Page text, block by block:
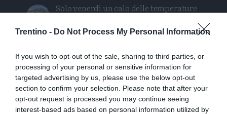
Trentino - Do Not Process My Personal Information
If you wish to opt-out of the sale, sharing to third parties, or
processing of your personal or sensitive information for
targeted advertising by us, please use the below opt-out
section to confirm your selection. Please note that after your
opt-out request is processed you may continue seeing
interest-based ads based on personal information utilized by
Solo venerdì un calo delle temperature
ragazzo di Trento
Morto Mattia Maestri: aveva 13 anni, in
coma dal 2017 dopo un formaggio
contaminato